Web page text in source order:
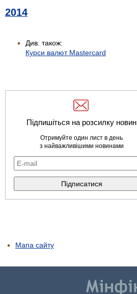
2014
Див. також:
Курси валют Mastercard
Підпишіться на розсилку новин
Отримуйте один лист в день
з найважливішими новинами
Мапа сайту